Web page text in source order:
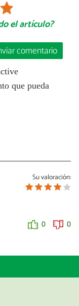
el artículo?
comentario
que pueda
Su valoración:
0 0